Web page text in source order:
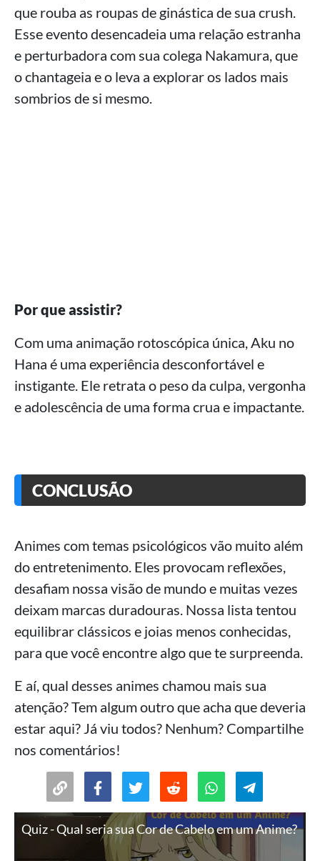
que rouba as roupas de ginástica de sua crush.
Esse evento desencadeia uma relação estranha
e perturbadora com sua colega Nakamura, que
o chantageia e o leva a explorar os lados mais
sombrios de si mesmo.
Por que assistir?
Com uma animação rotoscópica única, Aku no
Hana é uma experiência desconfortável e
instigante. Ele retrata o peso da culpa, vergonha
e adolescência de uma forma crua e impactante.
CONCLUSÃO
Animes com temas psicológicos vão muito além
do entretenimento. Eles provocam reflexões,
desafiam nossa visão de mundo e muitas vezes
deixam marcas duradouras. Nossa lista tentou
equilibrar clássicos e joias menos conhecidas,
para que você encontre algo que te surpreenda.
E aí, qual desses animes chamou mais sua
atenção? Tem algum outro que acha que deveria
estar aqui? Já viu todos? Nenhum? Compartilhe
nos comentários!
Quiz - Qual seria sua Cor de Cabelo em um Anime?